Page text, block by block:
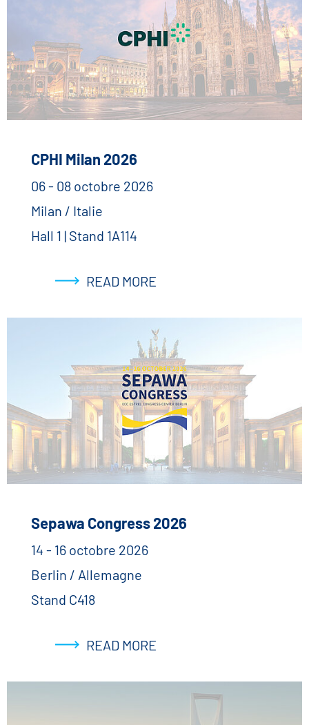
CPHI Milan 2026
06 - 08 octobre 2026
Milan / Italie
Hall 1 | Stand 1A114
READ MORE
Sepawa Congress 2026
14 - 16 octobre 2026
Berlin / Allemagne
Stand C418
READ MORE